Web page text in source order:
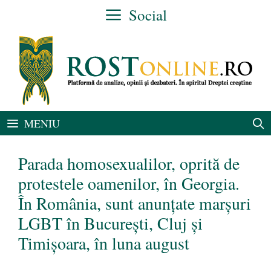
conținut
Social
MENIU
Parada homosexualilor, oprită de
protestele oamenilor, în Georgia.
În România, sunt anunțate marșuri
LGBT în București, Cluj și
Timișoara, în luna august